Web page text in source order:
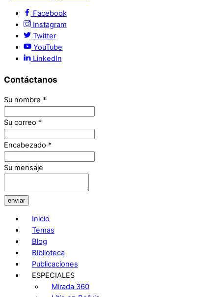
Facebook
Instagram
Twitter
YouTube
LinkedIn
Contáctanos
Su nombre *
Su correo *
Encabezado *
Su mensaje
enviar
Inicio
Temas
Blog
Biblioteca
Publicaciones
ESPECIALES
Mirada 360